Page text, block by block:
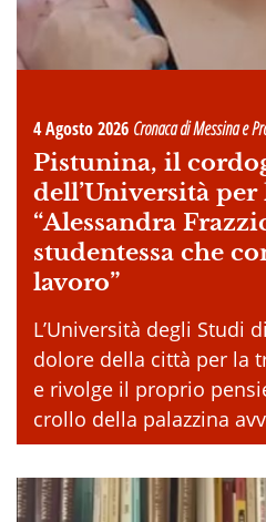
4 Agosto 2026 Cronaca di Messina e
Pistunina, il
dell’Università
“Alessandra
studentessa che
lavoro”
L’Università degli Studi
dolore della città per la
e rivolge il proprio
crollo della palazzina